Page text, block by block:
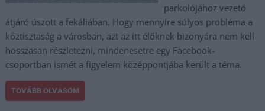
parkolójához vezető
átjáró úszott a fekáliában. Hogy mennyire súlyos probléma a
köztisztaság a városban, azt az itt élőknek bizonyára nem kell
hosszasan részletezni, mindenesetre egy Facebook-
csoportban ismét a figyelem középpontjába került a téma.
TOVÁBB OLVASOM